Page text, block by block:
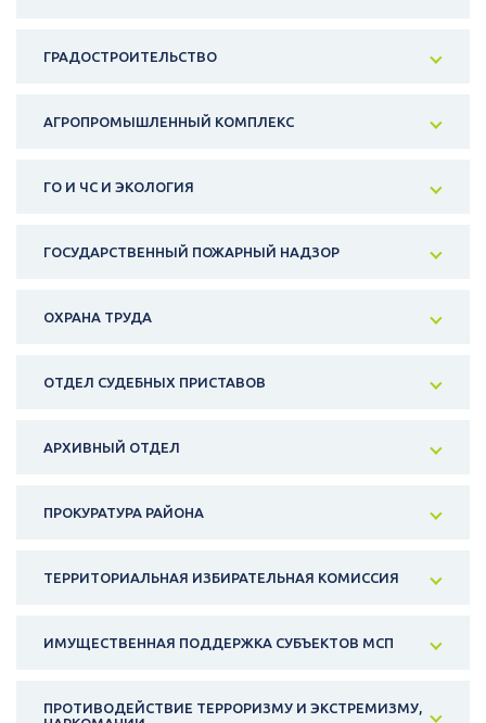
ГРАДОСТРОИТЕЛЬСТВО
АГРОПРОМЫШЛЕННЫЙ КОМПЛЕКС
ГО И ЧС И ЭКОЛОГИЯ
ГОСУДАРСТВЕННЫЙ ПОЖАРНЫЙ НАДЗОР
ОХРАНА ТРУДА
ОТДЕЛ СУДЕБНЫХ ПРИСТАВОВ
АРХИВНЫЙ ОТДЕЛ
ПРОКУРАТУРА РАЙОНА
ТЕРРИТОРИАЛЬНАЯ ИЗБИРАТЕЛЬНАЯ КОМИССИЯ
ИМУЩЕСТВЕННАЯ ПОДДЕРЖКА СУБЪЕКТОВ МСП
ПРОТИВОДЕЙСТВИЕ ТЕРРОРИЗМУ И ЭКСТРЕМИЗМУ,